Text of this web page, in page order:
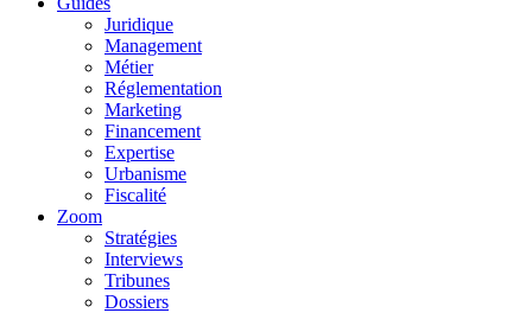
Juridique
Management
Métier
Réglementation
Marketing
Financement
Expertise
Urbanisme
Fiscalité
Zoom
Stratégies
Interviews
Tribunes
Dossiers